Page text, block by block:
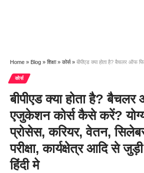
Home » Blog » शिक्षा» कोर्स» बीपीएड क्या होता है? बैचलर ऑफ फिजिकल एजुकेशन कोर्स कैसे करें? योग्यता, एडमिशन प्रोसेस,
कोर्स
बीपीएड क्या होता है?
एजुकेशन कोर्स कैसे करें?
प्रोसेस, करियर, वेतन,
परीक्षा, कार्यक्षेत्र आदि से
हिंदी मे